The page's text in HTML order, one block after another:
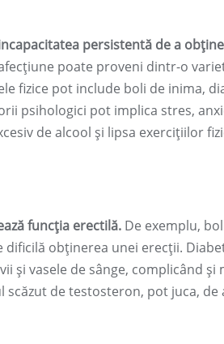
persistentă de a
poate proveni dintr-o
fizice pot include boli de inima,
psihologici pot implica stres,
de alcool și lipsa exercițiilor
funcția erectilă. De exemplu,
dificilă obținerea unei erecții.
și vasele de sânge, complicând
de testosteron, pot juca, de